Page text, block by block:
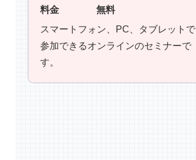
料金
無料
スマートフォン、PC、タブレットで
参加できるオンラインのセミナーで
す。